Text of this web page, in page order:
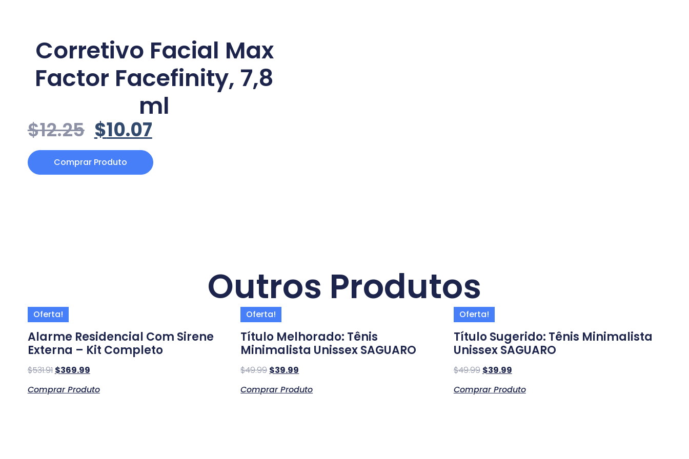
Corretivo Facial Max
Factor Facefinity, 7,8
ml
$12.25 $10.07
Comprar Produto
Outros Produtos
Oferta!
Alarme Residencial Com Sirene
Externa – Kit Completo
$531.91 $369.99
Comprar Produto
Oferta!
Título Melhorado: Tênis
Minimalista Unissex SAGUARO
$49.99 $39.99
Comprar Produto
Oferta!
Título Sugerido: Tênis Minimalista
Unissex SAGUARO
$49.99 $39.99
Comprar Produto